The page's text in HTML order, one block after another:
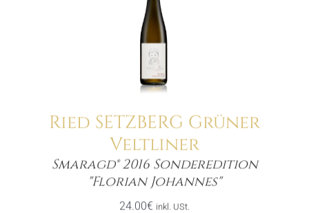
Ried SETZBERG Grüner
Veltliner
Smaragd® 2016 Sonderedition
"Florian Johannes"
24.00€ inkl. USt.
Menge